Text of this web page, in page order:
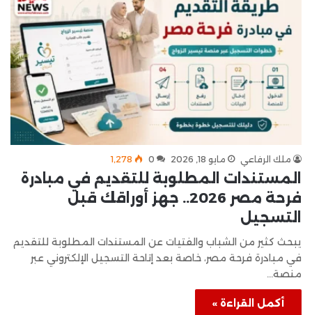
ملك الرفاعي مايو 18, 2026 0 1٬278
المستندات المطلوبة للتقديم في مبادرة
فرحة مصر 2026.. جهز أوراقك قبل
التسجيل
يبحث كثير من الشباب والفتيات عن المستندات المطلوبة للتقديم
في مبادرة فرحة مصر، خاصة بعد إتاحة التسجيل الإلكتروني عبر
منصة…
أكمل القراءة »